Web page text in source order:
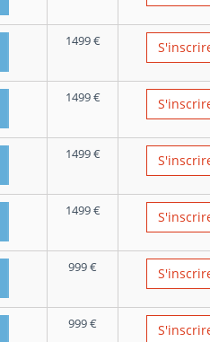
1499€
1499€
1499€
1499€
999€
999€